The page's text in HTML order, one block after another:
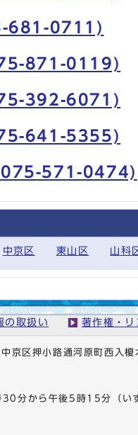
681-0711)
871-0119)
392-6071)
641-5355)
075-571-0474)
中京区 東山区 山科
の取扱い 著作権・リ
京区押小路通河原町西入
分から午後5時15分（い